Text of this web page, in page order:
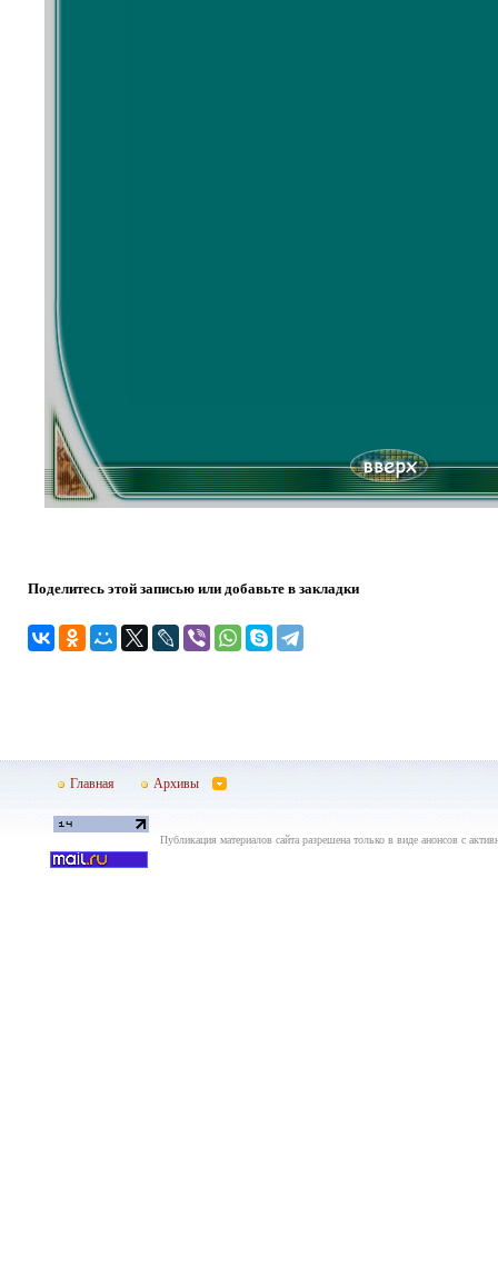
Поделитесь этой записью или добавьте в закладки
Главная Архивы
Публикация материалов сайта разрешена только в виде анонсов с